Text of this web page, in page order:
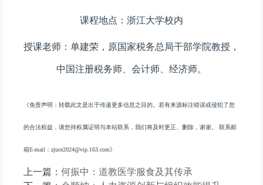
课程地点：浙江大学校内
授课老师： 单建荣，原国家税务总局干部学院教授，
中国注册税务师、会计师、经济师。
《免责声明：转载此文是出于传递更多信息之目的。若有来源标注错误或侵犯了您
的合法权益，请您持权属证明与本站联系，我们将及时更正、删除，谢谢。 联系邮
箱E-mail：zjuce2024@vip.163.com》
上一篇： 何振中：道教医学服食及其传承